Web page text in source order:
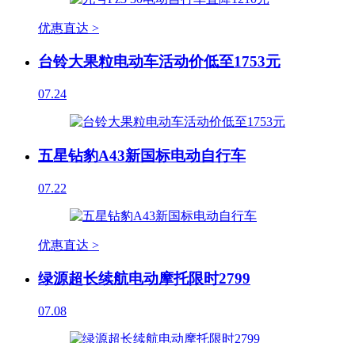
优惠直达 >
台铃大果粒电动车活动价低至1753元
07.24
五星钻豹A43新国标电动自行车
07.22
优惠直达 >
绿源超长续航电动摩托限时2799
07.08